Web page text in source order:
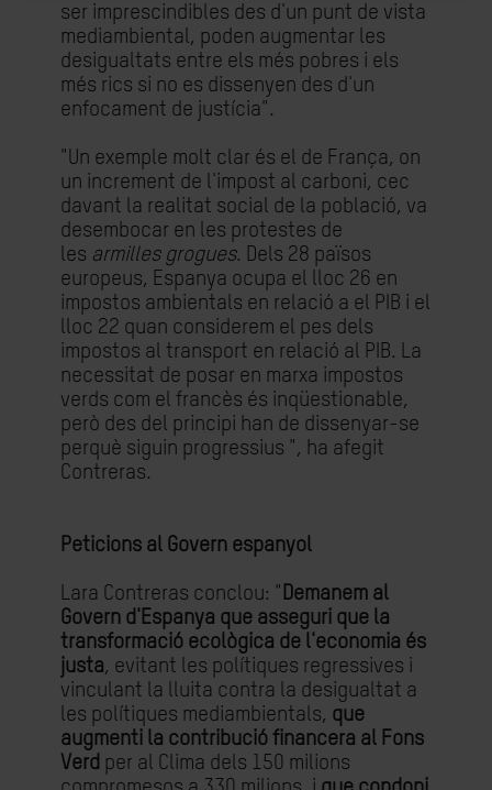
ser imprescindibles des d'un punt de vista
mediambiental, poden augmentar les
desigualtats entre els més pobres i els
més rics si no es dissenyen des d'un
enfocament de justícia".
"Un exemple molt clar és el de França, on
un increment de l'impost al carboni, cec
davant la realitat social de la població, va
desembocar en les protestes de
les armilles grogues. Dels 28 països
europeus, Espanya ocupa el lloc 26 en
impostos ambientals en relació a el PIB i el
lloc 22 quan considerem el pes dels
impostos al transport en relació al PIB. La
necessitat de posar en marxa impostos
verds com el francès és inqüestionable,
però des del principi han de dissenyar-se
perquè siguin progressius ", ha afegit
Contreras.
Peticions al Govern espanyol
Lara Contreras conclou: " Demanem al
Govern d'Espanya que asseguri que la
transformació ecològica de l'economia és
justa, evitant les polítiques regressives i
vinculant la lluita contra la desigualtat a
les polítiques mediambientals, que
augmenti la contribució financera al Fons
Verd per al Clima dels 150 milions